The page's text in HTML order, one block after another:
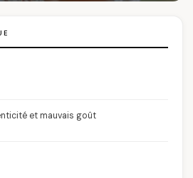
et mauvais goût